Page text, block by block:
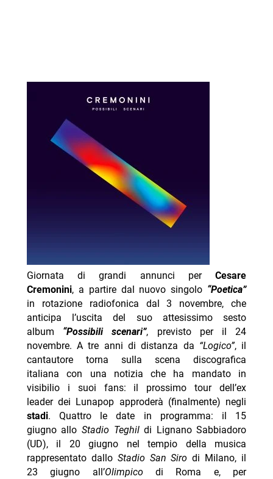
Giornata di grandi annunci perCesare
Cremonini, a partire dal nuovo singolo “Poetica”
in rotazione radiofonica dal 3 novembre, che
anticipa l’uscita del suo attesissimo sesto
album “Possibili scenari”, previsto per il 24
novembre. A tre anni di distanza da “Logico”, il
cantautore torna sulla scena discografica
italiana con una notizia che ha mandato in
visibilio i suoi fans: il prossimo tour dell’ex
leader dei Lunapop approderà (finalmente) negli
stadi. Quattro le date in programma: il 15
giugno allo Stadio Teghildi Lignano Sabbiadoro
(UD), il 20 giugno nel tempio della musica
rappresentato dallo Stadio San Siro di Milano, il
23 giugno all’Olimpicodi Roma e, per